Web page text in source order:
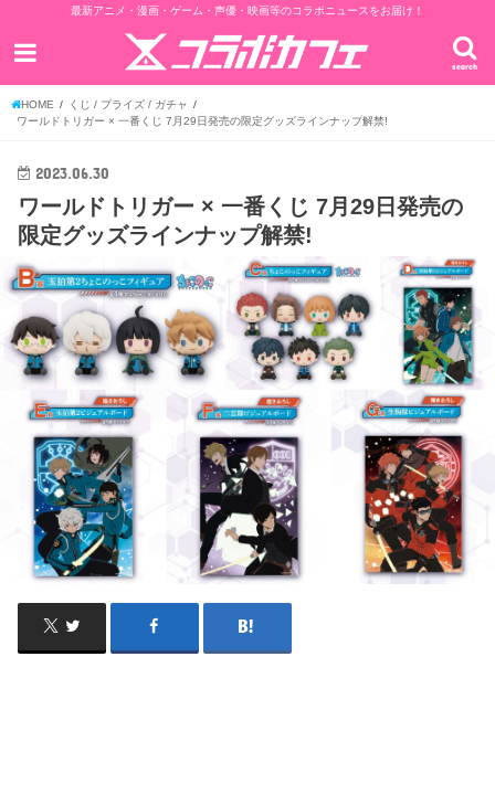
最新アニメ・漫画・ゲーム・声優・映画等のコラボニュースをお届け！
search
HOME
くじ / プライズ / ガチャ
ワールドトリガー × 一番くじ 7月29日発売の限定グッズラインナップ解禁!
2023.06.30
ワールドトリガー × 一番くじ 7月29日発売の
限定グッズラインナップ解禁!